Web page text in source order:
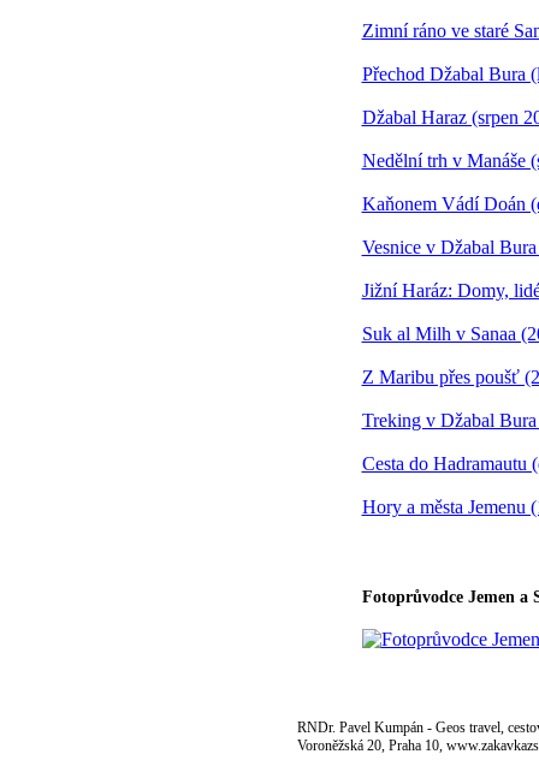
Zimní ráno ve staré
Přechod Džabal Bura
Džabal Haraz (srpen
Nedělní trh v Manáše
Kaňonem Vádí Doán
Vesnice v Džabal
Jižní Haráz: Domy,
Suk al Milh v Sanaa
Z Maribu přes poušť
Treking v Džabal
Cesta do Hadramautu
Hory a města Jemenu
Fotoprůvodce Jemen a
RNDr. Pavel Kumpán - Geos travel,
Voroněžská 20, Praha 10,